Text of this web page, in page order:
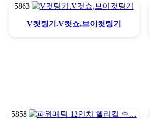
5863
V컷팅기.V컷쇼,브이컷팅기
5858